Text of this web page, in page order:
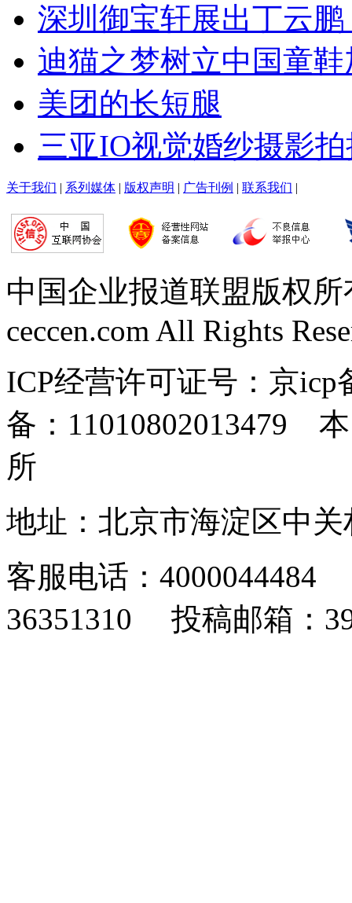
深圳御宝轩展出丁云
迪猫之梦树立中国童
美团的长短腿
三亚IO视觉婚纱摄影
关于我们 | 系列媒体 | 版权声明 | 广告刊例 | 联系我们 |
中国企业报道联盟版权
ceccen.com All Rights
ICP经营许可证号：京
备：11010802013479
所
地址：北京市海淀区中
客服电话：4000044484
36351310 投稿邮箱：